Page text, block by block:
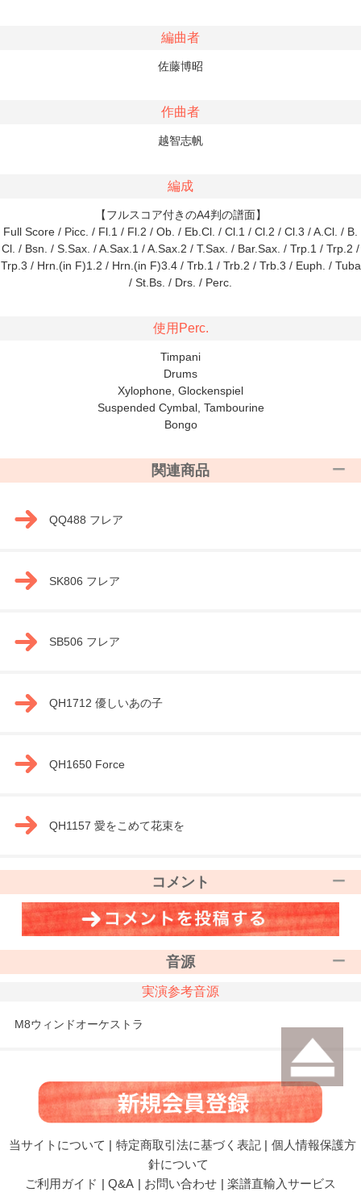
編曲者
佐藤博昭
作曲者
越智志帆
編成
【フルスコア付きのA4判の譜面】
Full Score / Picc. / Fl.1 / Fl.2 / Ob. / Eb.Cl. / Cl.1 / Cl.2 / Cl.3 / A.Cl. / B.
Cl. / Bsn. / S.Sax. / A.Sax.1 / A.Sax.2 / T.Sax. / Bar.Sax. / Trp.1 / Trp.2 /
Trp.3 / Hrn.(in F)1.2 / Hrn.(in F)3.4 / Trb.1 / Trb.2 / Trb.3 / Euph. / Tuba
/ St.Bs. / Drs. / Perc.
使用Perc.
Timpani
Drums
Xylophone, Glockenspiel
Suspended Cymbal, Tambourine
Bongo
関連商品
QQ488 フレア
SK806 フレア
SB506 フレア
QH1712 優しいあの子
QH1650 Force
QH1157 愛をこめて花束を
コメント
音源
実演参考音源
M8ウィンドオーケストラ
当サイトについて | 特定商取引法に基づく表記 | 個人情報保護方
針について
ご利用ガイド | Q&A | お問い合わせ | 楽譜直輸入サービス